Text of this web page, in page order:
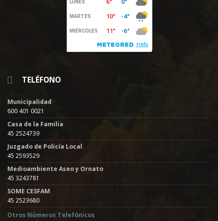
TELÉFONO
Municipalidad
600 401 0021
Casa de la Familia
45 2524739
Juzgado de Policía Local
45 2593529
Medioambiente Aseo y Ornato
45 3243781
SOME CESFAM
45 2523680
Otros Números Telefónicos